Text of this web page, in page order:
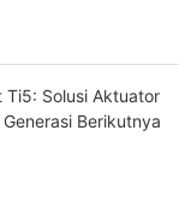
Ti5: Solusi Aktuator
Berikutnya